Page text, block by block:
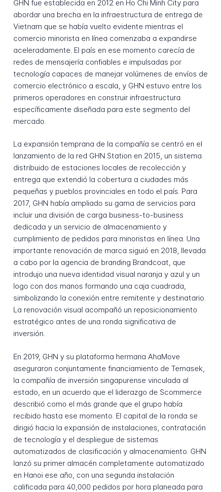
GHN fue establecida en 2012 en Ho Chi Minh City para
abordar una brecha en la infraestructura de entrega de
Vietnam que se había vuelto evidente mientras el
comercio minorista en línea comenzaba a expandirse
aceleradamente. El país en ese momento carecía de
redes de mensajería confiables e impulsadas por
tecnología capaces de manejar volúmenes de envíos de
comercio electrónico a escala, y GHN estuvo entre los
primeros operadores en construir infraestructura
específicamente diseñada para este segmento del
mercado.
La expansión temprana de la compañía se centró en el
lanzamiento de la red GHN Station en 2015, un sistema
distribuido de estaciones locales de recolección y
entrega que extendió la cobertura a ciudades más
pequeñas y pueblos provinciales en todo el país. Para
2017, GHN había ampliado su gama de servicios para
incluir una división de carga business-to-business
dedicada y un servicio de almacenamiento y
cumplimiento de pedidos para minoristas en línea. Una
importante renovación de marca siguió en 2018, llevada
a cabo por la agencia de branding Brandcoat, que
introdujo una nueva identidad visual naranja y azul y un
logo con dos manos formando una caja cuadrada,
simbolizando la conexión entre remitente y destinatario.
La renovación visual acompañó un reposicionamiento
estratégico antes de una ronda significativa de
inversión.
En 2019, GHN y su plataforma hermana AhaMove
aseguraron conjuntamente financiamiento de Temasek,
la compañía de inversión singapurense vinculada al
estado, en un acuerdo que el liderazgo de Scommerce
describió como el más grande que el grupo había
recibido hasta ese momento. El capital de la ronda se
dirigió hacia la expansión de instalaciones, contratación
de tecnología y el despliegue de sistemas
automatizados de clasificación y almacenamiento. GHN
lanzó su primer almacén completamente automatizado
en Hanoi ese año, con una segunda instalación
calificada para 40,000 pedidos por hora planeada para